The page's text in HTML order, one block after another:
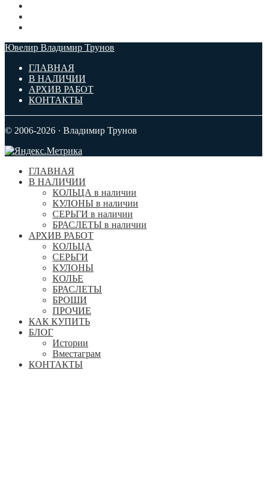
Ювелир Владимир Трунов
ГЛАВНАЯ
В НАЛИЧИИ
АРХИВ РАБОТ
КОНТАКТЫ
© 2006-2026 · Владимир Трунов
ГЛАВНАЯ
В НАЛИЧИИ
КОЛЬЦА в наличии
КУЛОНЫ в наличии
СЕРЬГИ в наличии
БРАСЛЕТЫ в наличии
АРХИВ РАБОТ
КОЛЬЦА
СЕРЬГИ
КУЛОНЫ
КОЛЬЕ
БРАСЛЕТЫ
БРОШИ
ПРОЧИЕ
КАК КУПИТЬ
БЛОГ
Истории
Вместаграм
КОНТАКТЫ